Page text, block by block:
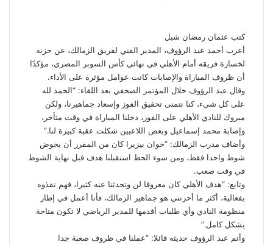
كتب عثمان رمضان شبل
أعرب أحمد عبد الرؤوف، المدير الفني لفريق الزمالك، عن حزنه
لخسارة فريقه أمام الأهلي في نهائي كأس السوبر المصري، مؤكدًا
أن ظروف المباراة والإصابات كانت عوامل مؤثرة على الأداء.
وقال عبد الرؤوف خلال المؤتمر الصحفي بعد اللقاء: “الحمد لله
على كل شيء، كنا نتمنى تحقيق الفوز وإسعاد جماهيرنا، ولكن
مبروك للنادي الأهلي على الفوز، دخلنا المباراة في وقت متأخر،
وإصابة محمد إسماعيل وبعض اللاعبين شكلت عقبة كبيرة لنا.”
وأضاف مدرب الزمالك: “خوان بيزيرا كان من المقرر أن يخوض
شوط واحدا فقط، ومن سوء الحظ استقبلنا هدف قبل نهاية الشوط
في وقت صعب.
وتابع: “هدف الأهلي كان معروفا لن وتحدثنا عنه كثيرا، فهم نفذوه
بفعالية، أكثر ما أحزنني هو جماهير الزمالك، فأنا أعمل في إطار
منظومة النادي وأي طلبات أقدمها للمدير الرياضي لا تكون متاحة
بشكل كامل.”
وأتم عبد الرؤوف حديثه قائلا: “عملنا في ظروف صعبة جدا